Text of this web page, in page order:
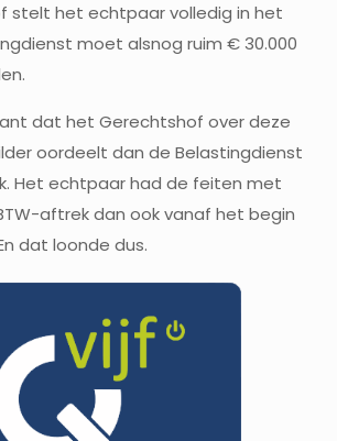
stelt het echtpaar volledig in het
moet alsnog ruim € 30.000
dat het Gerechtshof over deze
oordeelt dan de Belastingdienst
Het echtpaar had de feiten met
aftrek dan ook vanaf het begin
dat loonde dus.